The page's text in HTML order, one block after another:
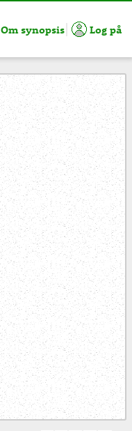
Om synopsis Log på